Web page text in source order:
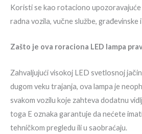
Koristi se kao rotaciono upozoravajuće
radna vozila, vučne službe, građevinske
Zašto je ova roraciona LED lampa
Zahvaljujući visokoj LED svetlosnoj
dugom veku trajanja, ova lampa je
svakom vozilu koje zahteva dodatnu
toga E oznaka garantuje da nećete
tehničkom pregledu ili u saobraćaju.